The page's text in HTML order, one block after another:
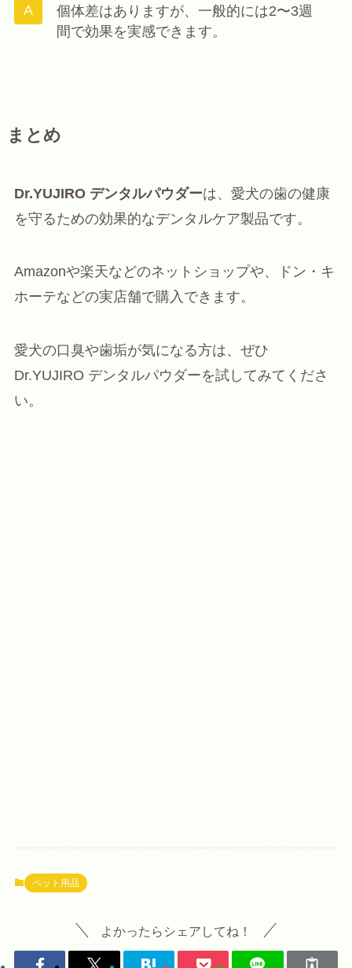
個体差はありますが、一般的には2〜3週
間で効果を実感できます。
まとめ
Dr.YUJIRO デンタルパウダーは、愛犬の歯の健康
を守るための効果的なデンタルケア製品です。
Amazonや楽天などのネットショップや、ドン・キ
ホーテなどの実店舗で購入できます。
愛犬の口臭や歯垢が気になる方は、ぜひ
Dr.YUJIRO デンタルパウダーを試してみてくださ
い。
ペット用品
よかったらシェアしてね！